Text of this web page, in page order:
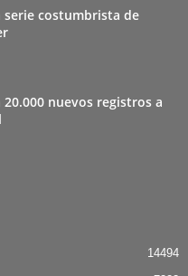
serie costumbrista de
20.000 nuevos registros a
14494